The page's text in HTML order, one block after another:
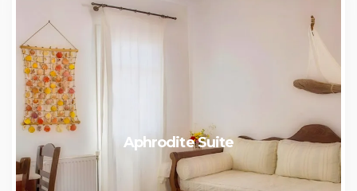
Aphrodite Suite